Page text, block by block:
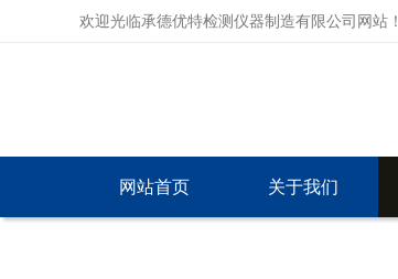
欢迎光临承德优特检测仪器制造有限公司网站！
网站首页 关于我们